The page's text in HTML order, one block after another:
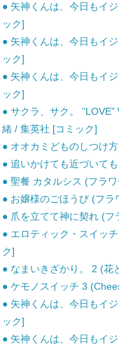
● 矢神くんは、今日もイ
ック]
● 矢神くんは、今日もイ
ック]
● 矢神くんは、今日もイ
ック]
● サクラ、サク。
緒 / 集英社 [コミック]
● オオカミどものしつけ
● 追いかけても近づいて
● 聖餐 カタルシス (フラ
● お嬢様のごほうび (フ
● 爪を立てて神に契れ (
● エロティック・スイッ
ク]
● なまいきざかり。 2 (花
● ケモノスイッチ 3
● 矢神くんは、今日もイ
ック]
● 矢神くんは、今日もイ